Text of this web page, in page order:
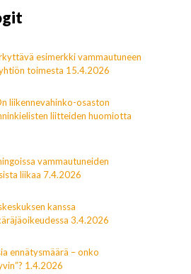
esimerkki vammautuneen
toimesta 15.4.2026
liikennevahinko-osaston
liitteiden huomiotta
vammautuneiden
liikaa 7.4.2026
kanssa
3.4.2026
ennätysmäärä – onko
1.4.2026